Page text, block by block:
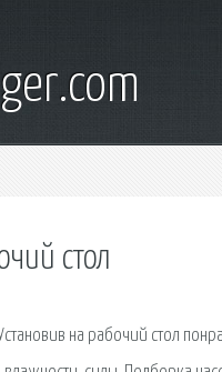
стол
на рабочий стол